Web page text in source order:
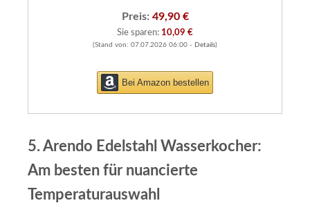
Preis: 49,90 €
Sie sparen: 10,09 €
(Stand von: 07.07.2026 06:00 - Details)
Bei Amazon bestellen
5. Arendo Edelstahl Wasserkocher:
Am besten für nuancierte
Temperaturauswahl